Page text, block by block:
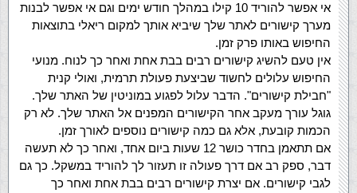
אי אפשר להוריד 10 קילו במהלך חודש ימים וגם אי אפשר לבנות
מערך קישורים לאתר שלך שיביא אותך למקום ריאלי בתוצאות
החיפוש באותו פרק זמן.
אין טעם להשיג קישורים רבים בבת אחת ואחר כך לנוח. מנועי
החיפוש עלולים לחשוד שביצעת פעולת תרמית, ואולי קנית
"חבילת קישורים". הדבר עלול לפגוע במוניטין של האתר שלך.
גוגל עורך מעקב אחר הקישורים המפנים אל האתר שלך. לא רק
הכמות קובעת, אלא גם כמה קישורים נוספים לאורך זמן.
אם תתאמן בחדר כושר 12 שעות ביום אחד, ואחר כך לא תעשה
דבר, ספק רב אם דרך פעולה זו תעזור לך להוריד במשקל. כך גם
לגבי קישורים. אם יצרת קישורים רבים בבת אחת ואחר כך